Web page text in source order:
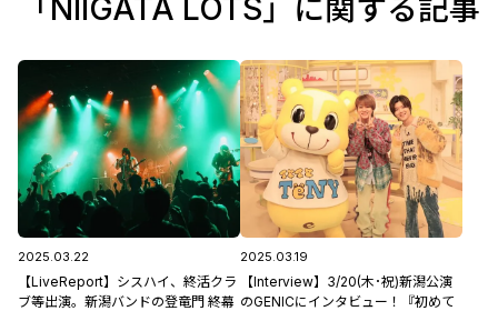
「NIIGATA LOTS」に関する記事
2025.03.22
【LiveReport】シスハイ、終活クラ
ブ等出演。新潟バンドの登竜門 終幕
2025.03.19
【Interview】3/20(木･祝)新潟公演
のGENICにインタビュー！『初めて